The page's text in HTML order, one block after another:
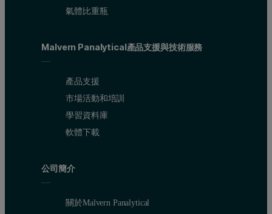
氣體比重瓶
Malvern Panalytical產品支援與技術服務
產品支援
市場活動和培訓
學習資料庫
軟體下載
公司簡介
關於Malvern Panalytical